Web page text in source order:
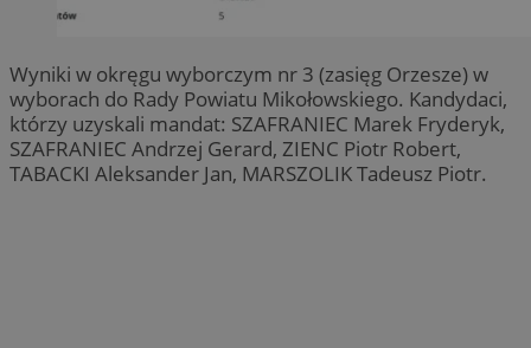
Wyniki w okręgu wyborczym nr 3 (zasięg Orzesze) w
wyborach do Rady Powiatu Mikołowskiego. Kandydaci,
którzy uzyskali mandat: SZAFRANIEC Marek Fryderyk,
SZAFRANIEC Andrzej Gerard, ZIENC Piotr Robert,
TABACKI Aleksander Jan, MARSZOLIK Tadeusz Piotr.